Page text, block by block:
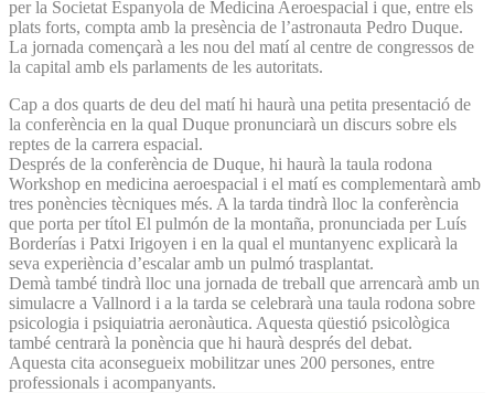
per la Societat Espanyola de Medicina Aeroespacial i que, entre els
plats forts, compta amb la presència de l’astronauta Pedro Duque.
La jornada començarà a les nou del matí al centre de congressos de
la capital amb els parlaments de les autoritats.
Cap a dos quarts de deu del matí hi haurà una petita presentació de
la conferència en la qual Duque pronunciarà un discurs sobre els
reptes de la carrera espacial.
Després de la conferència de Duque, hi haurà la taula rodona
Workshop en medicina aeroespacial i el matí es complementarà amb
tres ponències tècniques més. A la tarda tindrà lloc la conferència
que porta per títol El pulmón de la montaña, pronunciada per Luís
Borderías i Patxi Irigoyen i en la qual el muntanyenc explicarà la
seva experiència d’escalar amb un pulmó trasplantat.
Demà també tindrà lloc una jornada de treball que arrencarà amb un
simulacre a Vallnord i a la tarda se celebrarà una taula rodona sobre
psicologia i psiquiatria aeronàutica. Aquesta qüestió psicològica
també centrarà la ponència que hi haurà després del debat.
Aquesta cita aconsegueix mobilitzar unes 200 persones, entre
professionals i acompanyants.